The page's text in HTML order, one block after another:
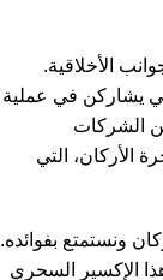
الأخلاقية.
يشاركن في عملية
الشركات
الأركان، التي
ونستمتع بفوائده.
الإكسير السحري